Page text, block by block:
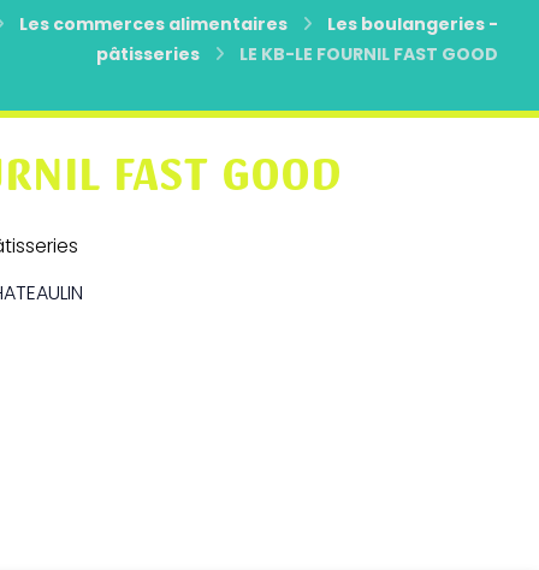
Les commerces alimentaires
Les boulangeries -
pâtisseries
LE KB-LE FOURNIL FAST GOOD
FAST GOOD